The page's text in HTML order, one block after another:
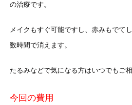
の治療です。
メイクもすぐ可能ですし、赤みもでて
数時間で消えます。
たるみなどで気になる方はいつでもご
今回の費用